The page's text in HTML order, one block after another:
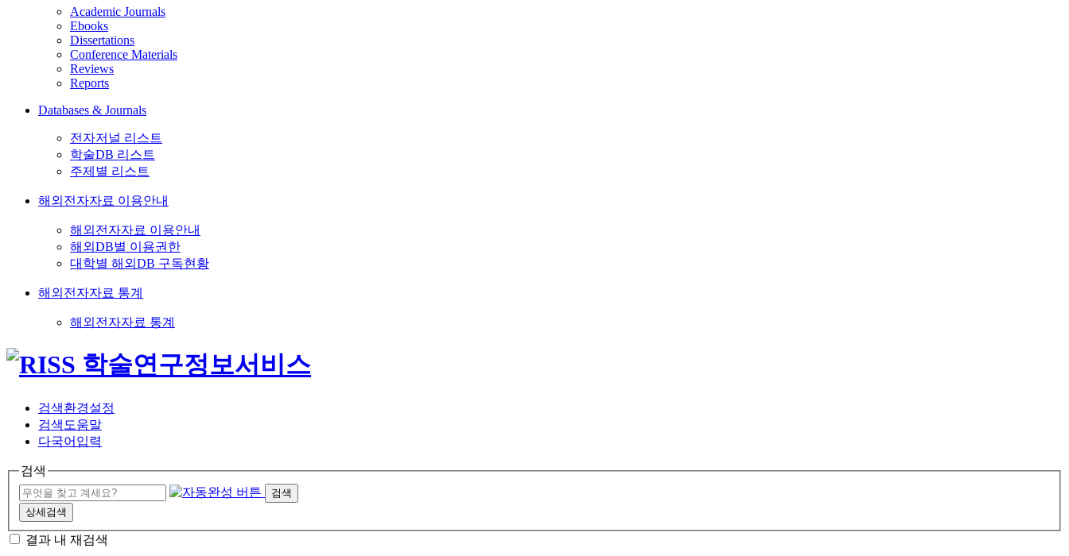
Academic Journals
Ebooks
Dissertations
Conference Materials
Reviews
Reports
Databases & Journals
전자저널 리스트
학술DB 리스트
주제별 리스트
해외전자자료 이용안내
해외전자자료 이용안내
해외DB별 이용권한
대학별 해외DB 구독현황
해외전자자료 통계
해외전자자료 통계
검색환경설정
검색도움말
다국어입력
검색
검색
상세검색
결과 내 재검색